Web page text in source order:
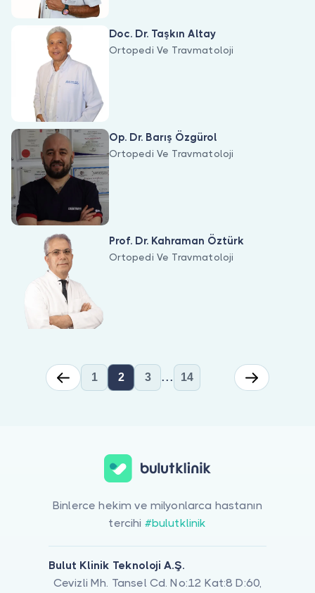
Doc. Dr. Taşkın Altay
Ortopedi Ve Travmatoloji
Op. Dr. Barış Özgürol
Ortopedi Ve Travmatoloji
Prof. Dr. Kahraman Öztürk
Ortopedi Ve Travmatoloji
1 2 3 ... 14
Binlerce hekim ve milyonlarca hastanın
tercihi #bulutklinik
Bulut Klinik Teknoloji A.Ş.
Cevizli Mh. Tansel Cd. No:12 Kat:8 D:60,